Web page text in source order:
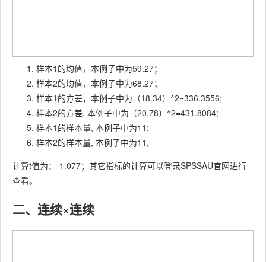
样本1的均值，本例子中为59.27；
样本2的均值，本例子中为68.27；
样本1的方差，本例子中为（18.34）^2=336.3556;
样本2的方差, 本例子中为（20.78）^2=431.8084;
样本1的样本量, 本例子中为11;
样本2的样本量, 本例子中为11,
计算t值为：-1.077；其它指标的计算可以登录SPSSAU官网进行
查看。
二、连续×连续